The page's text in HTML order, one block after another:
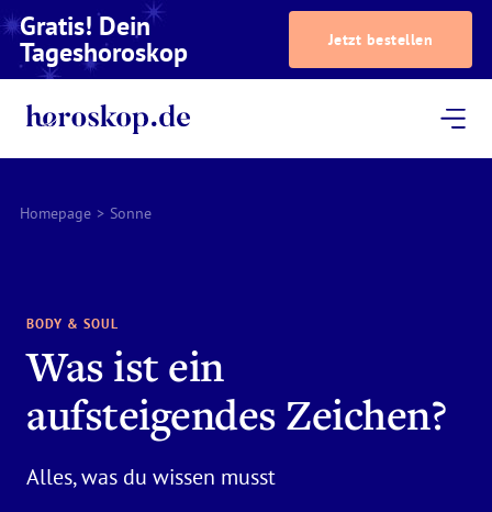
Gratis! Dein
Tageshoroskop Jetzt bestellen
Homepage > Sonne
BODY & SOUL
Was ist ein
aufsteigendes Zeichen?
Alles, was du wissen musst